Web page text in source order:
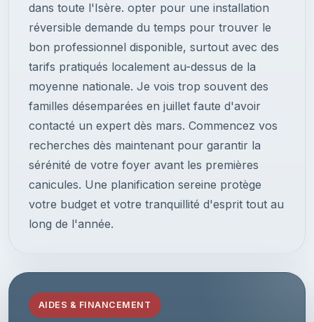
dans toute l'Isère. opter pour une installation
réversible demande du temps pour trouver le
bon professionnel disponible, surtout avec des
tarifs pratiqués localement au-dessus de la
moyenne nationale. Je vois trop souvent des
familles désemparées en juillet faute d'avoir
contacté un expert dès mars. Commencez vos
recherches dès maintenant pour garantir la
sérénité de votre foyer avant les premières
canicules. Une planification sereine protège
votre budget et votre tranquillité d'esprit tout au
long de l'année.
AIDES & FINANCEMENT